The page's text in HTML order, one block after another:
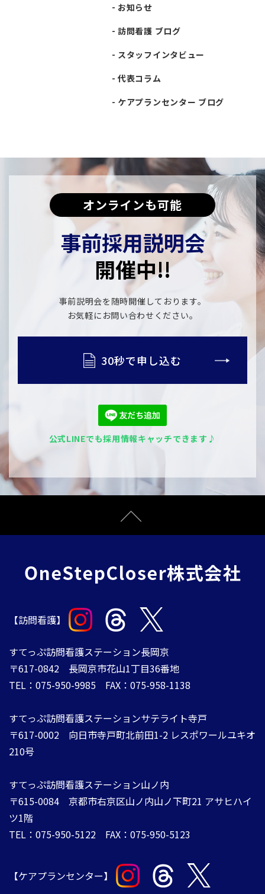
お知らせ
訪問看護 ブログ
スタッフインタビュー
代表コラム
ケアプランセンター ブログ
オンラインも可能
事前採用説明会
開催中!!
事前説明会を随時開催しております。
​​​​​​​お気軽にお問い合わせください。
30秒で申し込む
公式LINEでも採用情報キャッチできます♪
【訪問看護】
すてっぷ訪問看護ステーション長岡京
〒617-0842 長岡京市花山1丁目36番地
TEL：075-950-9985 FAX：075-958-1138
すてっぷ訪問看護ステーションサテライト寺戸
〒617-0002 向日市寺戸町北前田1-2 レスポワールユキオ
210号
すてっぷ訪問看護ステーション山ノ内
​​​​​​​〒615-0084 ​​​​​​​京都市右京区山ノ内山ノ下町21 アサヒハイ
ツ1階
TEL：075-950-5122 FAX：075-950-5123​​​​​​
【ケアプランセンター】